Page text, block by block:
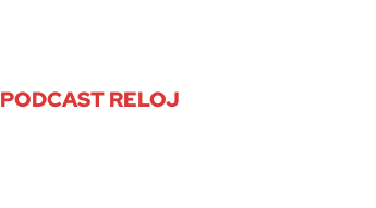
PODCAST RELOJ